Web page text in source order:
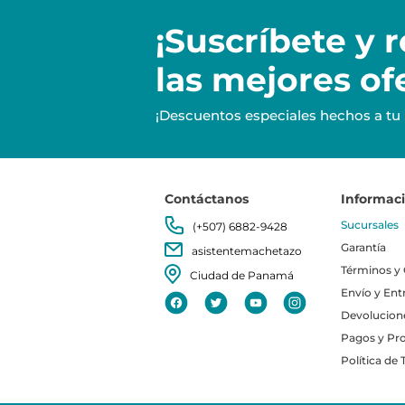
¡Suscríbete y
las mejores
¡Descuentos especiales hechos a
Contáctanos
(+507) 6882-9428
asistentemachetazo
Ciudad de Panamá
Sucursales
Garantía
Términos y
Envío y
Pagos y
Política de